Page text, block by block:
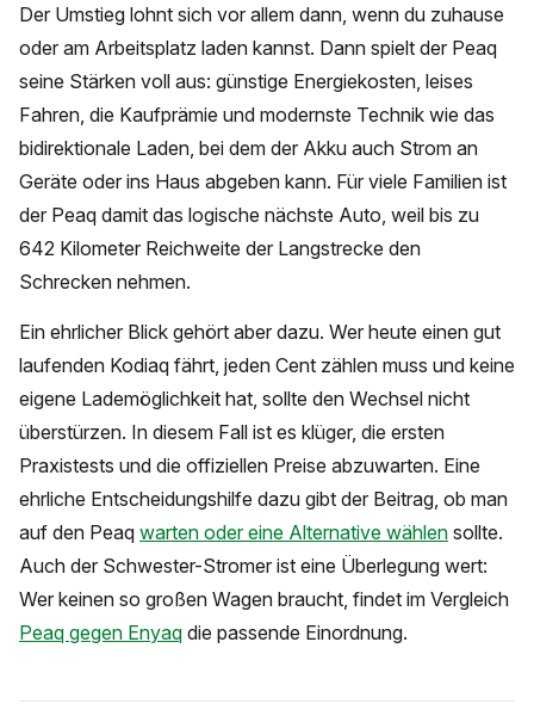
Der Umstieg lohnt sich vor allem dann, wenn du zuhause
oder am Arbeitsplatz laden kannst. Dann spielt der Peaq
seine Stärken voll aus: günstige Energiekosten, leises
Fahren, die Kaufprämie und modernste Technik wie das
bidirektionale Laden, bei dem der Akku auch Strom an
Geräte oder ins Haus abgeben kann. Für viele Familien ist
der Peaq damit das logische nächste Auto, weil bis zu
642 Kilometer Reichweite der Langstrecke den
Schrecken nehmen.
Ein ehrlicher Blick gehört aber dazu. Wer heute einen gut
laufenden Kodiaq fährt, jeden Cent zählen muss und keine
eigene Lademöglichkeit hat, sollte den Wechsel nicht
überstürzen. In diesem Fall ist es klüger, die ersten
Praxistests und die offiziellen Preise abzuwarten. Eine
ehrliche Entscheidungshilfe dazu gibt der Beitrag, ob man
auf den Peaq warten oder eine Alternative wählen sollte.
Auch der Schwester-Stromer ist eine Überlegung wert:
Wer keinen so großen Wagen braucht, findet im Vergleich
Peaq gegen Enyaq die passende Einordnung.